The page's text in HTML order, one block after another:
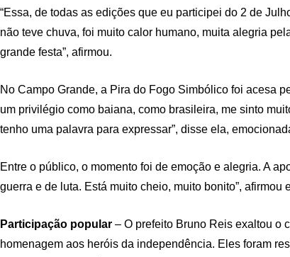
“Essa, de todas as edições que eu participei do 2 de
não teve chuva, foi muito calor humano, muita alegria
grande festa”, afirmou.
No Campo Grande, a Pira do Fogo Simbólico foi acesa
um privilégio como baiana, como brasileira, me sinto
tenho uma palavra para expressar”, disse ela,
Entre o público, o momento foi de emoção e alegria. A
guerra e de luta. Está muito cheio, muito bonito”,
Participação popular – O prefeito Bruno Reis exaltou o
homenagem aos heróis da independência. Eles foram